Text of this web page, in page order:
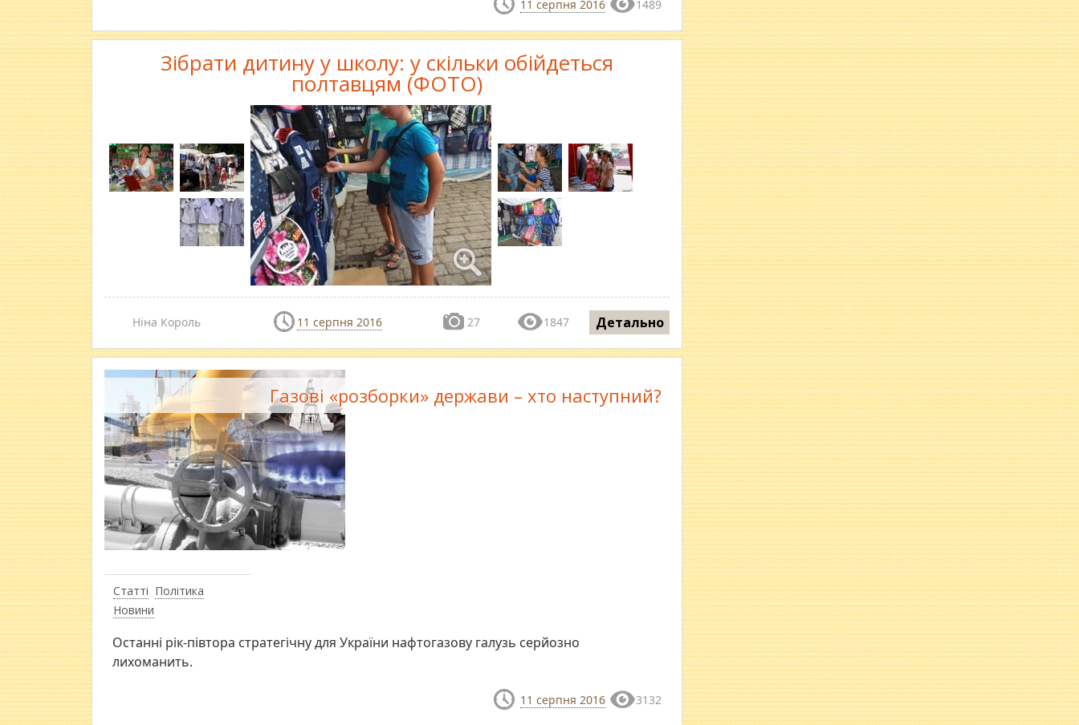
11 серпня 2016 1489
Зібрати дитину у школу: у скільки обійдеться
полтавцям (ФОТО)
Ніна Король 11 серпня 2016 27 1847 Детально
Статті Політика
Новини
Газові «розборки» держави – хто наступний?
Останні рік-півтора стратегічну для України нафтогазову галузь серйозно
лихоманить.
11 серпня 2016 3132